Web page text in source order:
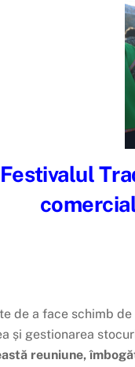
de a face schimb
și gestionarea
reuniune,